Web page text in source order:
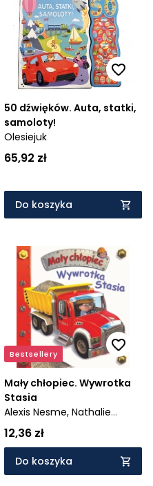
50 dźwięków. Auta, statki,
samoloty!
Olesiejuk
65,92 zł
Do koszyka
Bestsellery
Mały chłopiec. Wywrotka
Stasia
Alexis Nesme, Nathalie
Bélineau
12,36 zł
Do koszyka